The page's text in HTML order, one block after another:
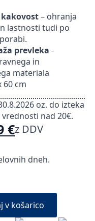
– ohranja
lastnosti tudi po
prevleka -
in
materiala
60 cm
oz. do izteka
nad 20€.
€z DDV
dneh.
v košarico